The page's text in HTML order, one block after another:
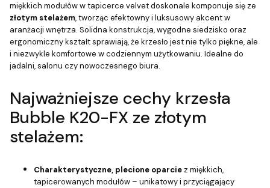
miękkich modułów w tapicerce velvet doskonale komponuje się ze
złotym stelażem, tworząc efektowny i luksusowy akcent w
aranżacji wnętrza. Solidna konstrukcja, wygodne siedzisko oraz
ergonomiczny kształt sprawiają, że krzesło jest nie tylko piękne, ale
i niezwykle komfortowe w codziennym użytkowaniu. Idealne do
jadalni, salonu czy nowoczesnego biura.
Najważniejsze cechy krzesła
Bubble K20-FX ze złotym
stelażem:
Charakterystyczne, plecione oparcie z miękkich,
tapicerowanych modułów – unikatowy i przyciągający